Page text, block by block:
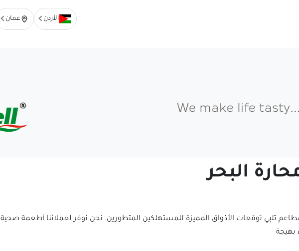
الأردن عمان
البحر
تلبي توقعات الأذواق المميزة للمستهلكين المتطورين. نحن نوفر لعملائنا أطعمة صحية
بهيجة